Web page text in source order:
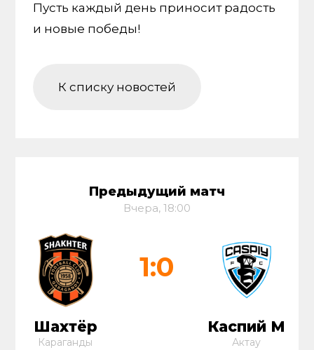
Пусть каждый день приносит радость
и новые победы!
К списку новостей
Предыдущий матч
Вчера, 18:00
Шахтёр
Караганды
1:0
Каспий М
Актау